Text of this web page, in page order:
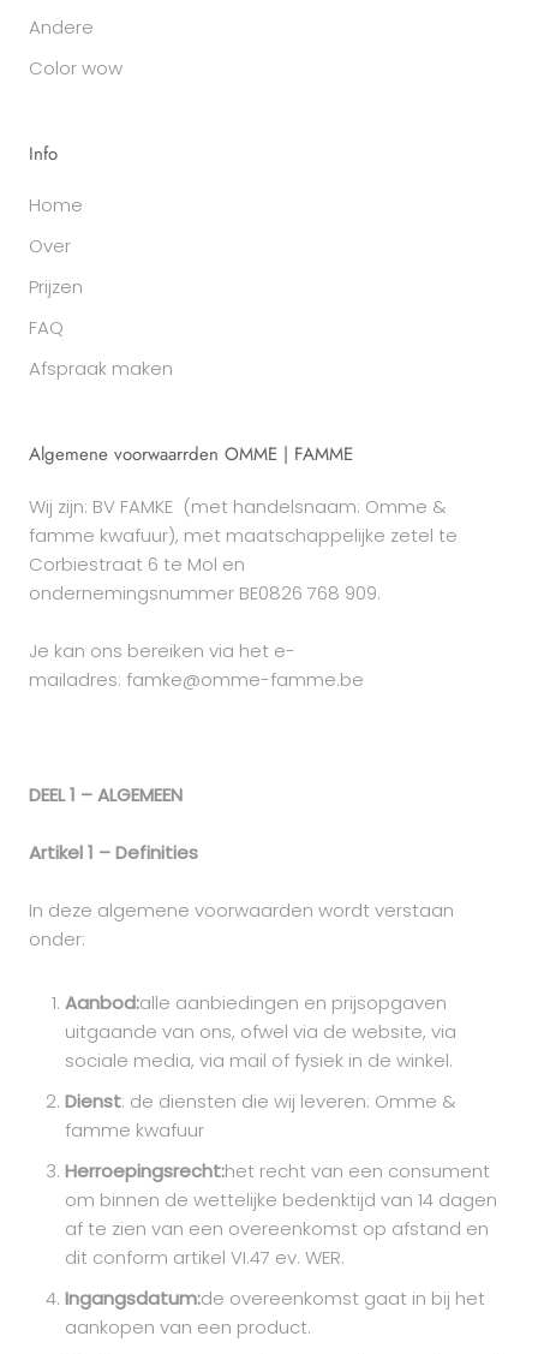
Andere
Color wow
Info
Home
Over
Prijzen
FAQ
Afspraak maken
Algemene voorwaarrden OMME | FAMME
Wij zijn: BV FAMKE (met handelsnaam: Omme &
famme kwafuur), met maatschappelijke zetel te
Corbiestraat 6 te Mol en
ondernemingsnummer BE0826 768 909.
Je kan ons bereiken via het e-
mailadres: famke@omme-famme.be
DEEL 1 – ALGEMEEN
Artikel 1 – Definities
In deze algemene voorwaarden wordt verstaan
onder:
Aanbod:alle aanbiedingen en prijsopgaven
uitgaande van ons, ofwel via de website, via
sociale media, via mail of fysiek in de winkel.
Dienst: de diensten die wij leveren: Omme &
famme kwafuur
Herroepingsrecht:het recht van een consument
om binnen de wettelijke bedenktijd van 14 dagen
af te zien van een overeenkomst op afstand en
dit conform artikel VI.47 ev. WER.
Ingangsdatum:de overeenkomst gaat in bij het
aankopen van een product.